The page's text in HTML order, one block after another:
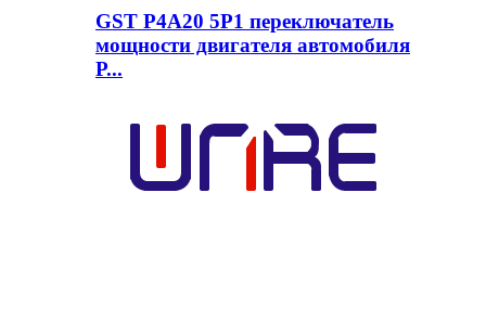
GST P4A20 5P1 переключатель
мощности двигателя автомобиля
P...